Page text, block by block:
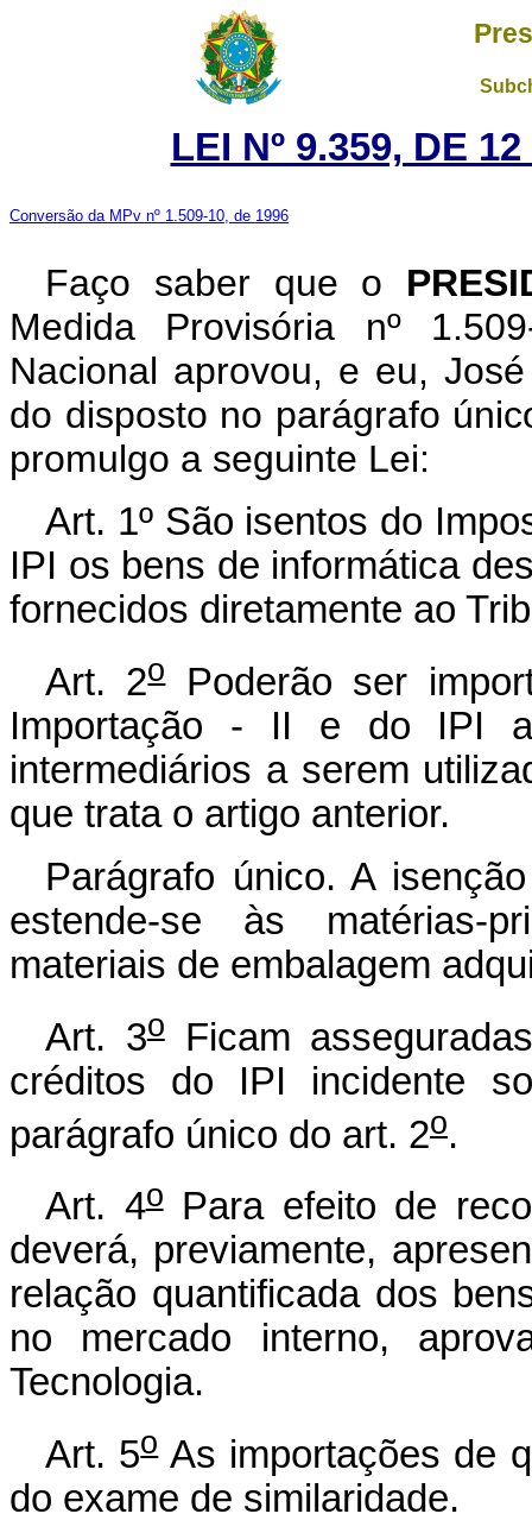
LEI Nº 9.359, DE
Conversão da MPv nº 1.509-10, de 1996
Faço saber que o
Medida Provisória nº
Nacional aprovou, e eu,
do disposto no parágrafo
promulgo a seguinte Lei:
Art. 1º São isentos do
IPI os bens de informática
fornecidos diretamente ao
Art. 2oPoderão ser
Importação - II e do IPI
intermediários a serem
que trata o artigo anterior.
Parágrafo único. A
estende-se às matérias-
materiais de embalagem
Art. 3oFicam
créditos do IPI incidente
parágrafo único do art. 2o.
Art. 4oPara efeito de
deverá, previamente,
relação quantificada dos
no mercado interno,
Tecnologia.
Art. 5oAs importações de
do exame de similaridade.